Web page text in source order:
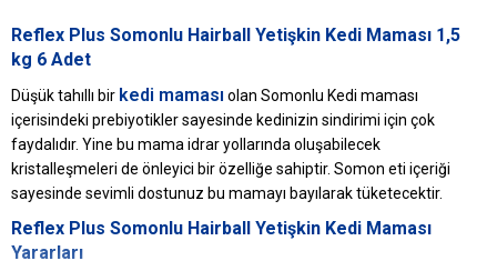
Reflex Plus Somonlu Hairball Yetişkin Kedi Maması 1,5
kg 6 Adet
Düşük tahıllı bir kedi maması olan Somonlu Kedi maması
içerisindeki prebiyotikler sayesinde kedinizin sindirimi için çok
faydalıdır. Yine bu mama idrar yollarında oluşabilecek
kristalleşmeleri de önleyici bir özelliğe sahiptir. Somon eti içeriği
sayesinde sevimli dostunuz bu mamayı bayılarak tüketecektir.
Reflex Plus Somonlu Hairball Yetişkin Kedi Maması
Yararları